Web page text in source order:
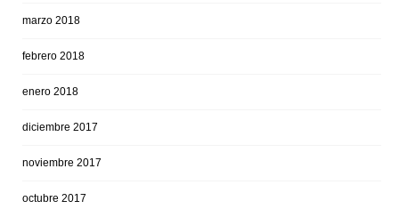
marzo 2018
febrero 2018
enero 2018
diciembre 2017
noviembre 2017
octubre 2017